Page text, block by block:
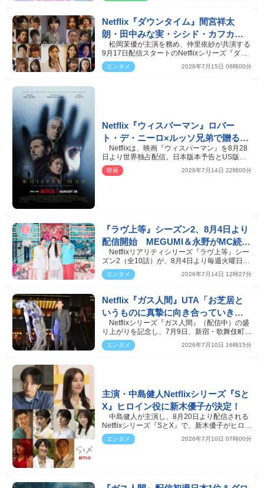
Netflix『ダウンタイム』間宮祥太
朗・田中みな実・シシド・カフカら
25名の追加キャスト＆ティザー予告
映像解禁
松岡茉優が主演を務め、仲里依紗が共演する
9月17日配信スタートのNetflixシリーズ『ダウ
ンタイム』の追…
エンタメ 2026年7月15日 08時00分
Netflix『ウィスパーマン』ロバー
ト・デ・ニーロ×ルッソ兄弟で贈るサ
イコスリラー 8.28より配信
Netflixは、映画『ウィスパーマン』を8月28
日より世界独占配信。日本版本予告とUS版キ
ービジュアルが解…
映画 2026年7月14日 22時00分
『ラヴ上等』シーズン2、8月4日より
配信開始 MEGUMI＆永野がMC続
投、Awichが初の恋リアMCに挑戦
Netflixリアリティシリーズ『ラヴ上等』シー
ズン2（全10話）が、8月4日より毎週火曜日、
3週にわたって世…
エンタメ 2026年7月14日 12時27分
Netflix『ガス人間』UTA「お芝居と
いうものに真摯に向き合っていきた
い」 俳優としての展望明かす
Netflixシリーズ『ガス人間』（配信中）の盛
り上がりを記念し、7月9日、新宿・歌舞伎町シ
ネシティ広場（…
エンタメ 2026年7月10日 16時15分
主演・中島健人Netflixシリーズ『Sと
X』ヒロイン役に新木優子が決定！
中島健人が主演し、8月20日より配信される
Netflixシリーズ『SとX』で、新木優子がヒロイ
ンを演じること…
エンタメ 2026年7月10日 07時00分